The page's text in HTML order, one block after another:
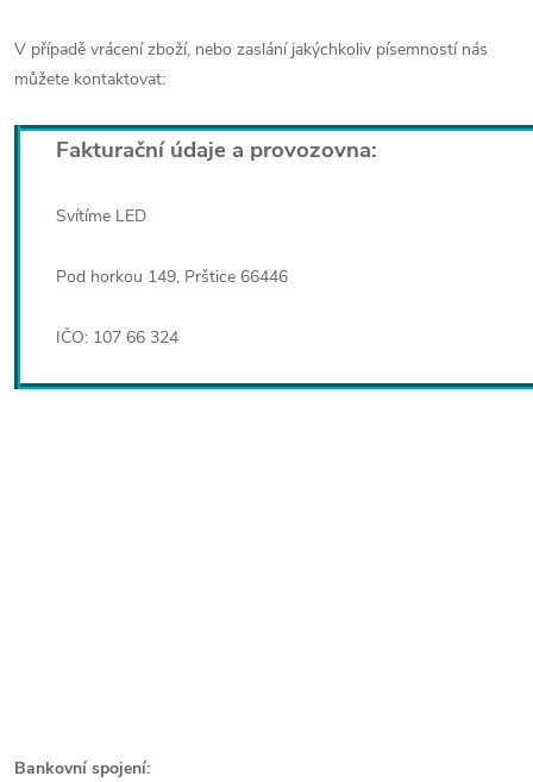
V případě vrácení zboží, nebo zaslání jakýchkoliv písemností nás
můžete kontaktovat:
Fakturační údaje a provozovna:
Svítíme LED
Pod horkou 149, Prštice 66446
IČO: 107 66 324
Bankovní spojení: